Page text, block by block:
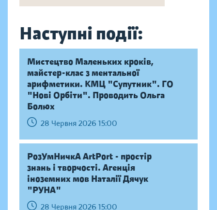
Наступні події:
Мистецтво Маленьких кроків,
майстер-клас з ментальної
арифметики. КМЦ "Супутник". ГО
"Нові Орбіти". Проводить Ольга
Болюх
28 Червня 2026 15:00
РозУмНичкА ArtPort - простір
знань і творчості. Агенція
іноземних мов Наталії Дячук
"РУНА"
28 Червня 2026 15:00